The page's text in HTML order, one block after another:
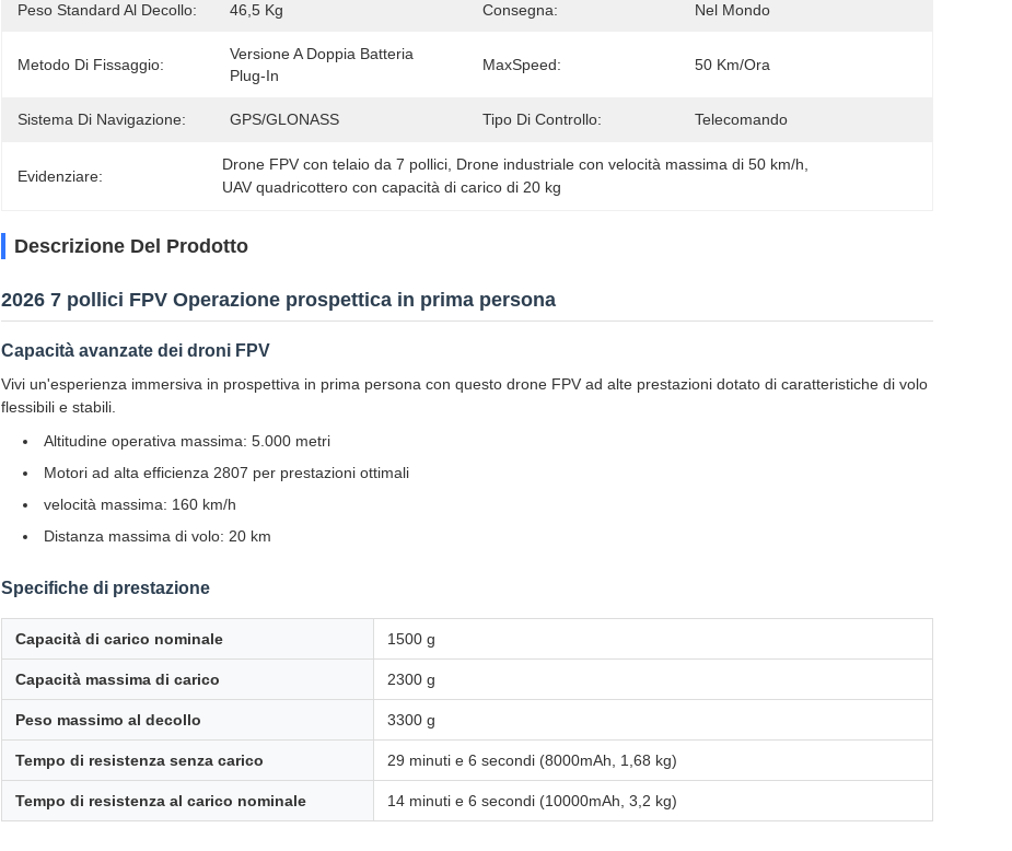
Peso Standard Al Decollo: 46,5 Kg Consegna: Nel Mondo
Metodo Di Fissaggio:
Versione A Doppia Batteria
Plug-In
MaxSpeed: 50 Km/ora
Sistema Di Navigazione: GPS/GLONASS Tipo Di Controllo: Telecomando
Evidenziare:
Drone FPV con telaio da 7 pollici Drone industriale con velocità massima di 50 km/h
UAV quadricottero con capacità di carico di 20 kg
Descrizione Del Prodotto
2026 7 pollici FPV Operazione prospettica in prima persona
Capacità avanzate dei droni FPV
Vivi un'esperienza immersiva in prospettiva in prima persona con questo drone FPV ad alte prestazioni dotato di caratteristiche di volo
flessibili e stabili.
Altitudine operativa massima: 5.000 metri
Motori ad alta efficienza 2807 per prestazioni ottimali
velocità massima: 160 km/h
Distanza massima di volo: 20 km
Specifiche di prestazione
Capacità di carico nominale 1500 g
Capacità massima di carico 2300 g
Peso massimo al decollo 3300 g
Tempo di resistenza senza carico 29 minuti e 6 secondi (8000mAh, 1,68 kg)
Tempo di resistenza al carico nominale 14 minuti e 6 secondi (10000mAh, 3,2 kg)